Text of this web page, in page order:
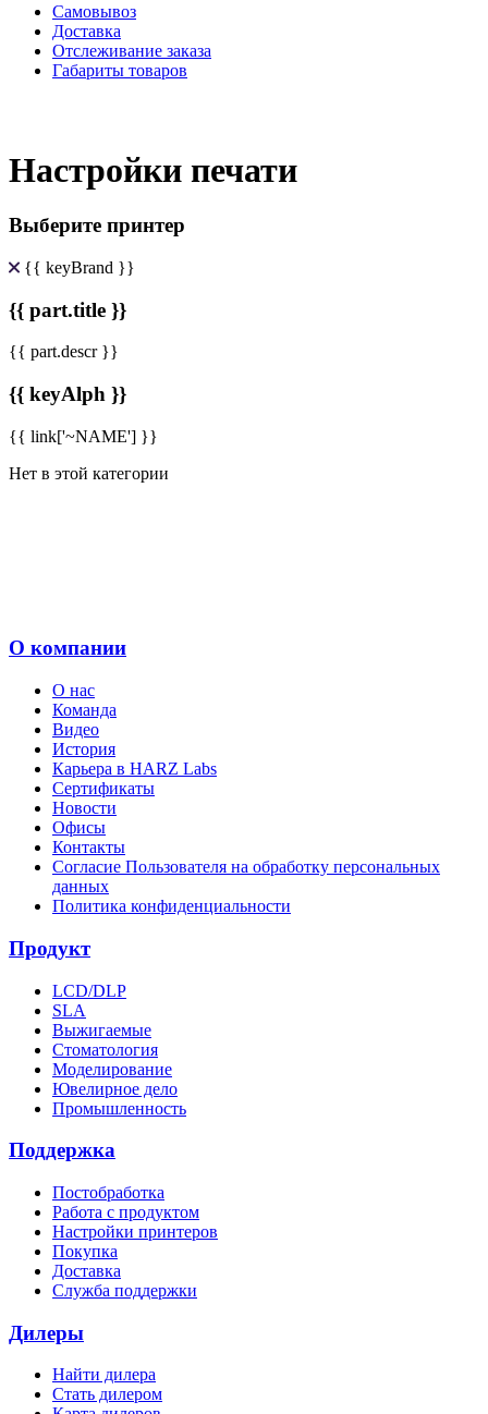
Самовывоз
Доставка
Отслеживание заказа
Габариты товаров
Настройки печати
Выберите принтер
{{ keyBrand }}
{{ part.title }}
{{ part.descr }}
{{ keyAlph }}
{{ link['~NAME'] }}
Нет в этой категории
О компании
О нас
Команда
Видео
История
Карьера в HARZ Labs
Сертификаты
Новости
Офисы
Контакты
Согласие Пользователя на обработку персональных
данных
Политика конфиденциальности
Продукт
LCD/DLP
SLA
Выжигаемые
Стоматология
Моделирование
Ювелирное дело
Промышленность
Поддержка
Постобработка
Работа с продуктом
Настройки принтеров
Покупка
Доставка
Служба поддержки
Дилеры
Найти дилера
Cтать дилером